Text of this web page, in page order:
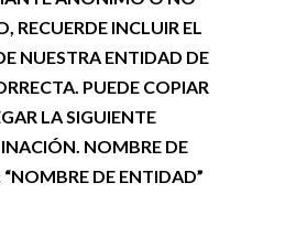
RECUERDE INCLUIR EL
NUESTRA ENTIDAD DE
PUEDE COPIAR
LA SIGUIENTE
NOMBRE DE
DE ENTIDAD”